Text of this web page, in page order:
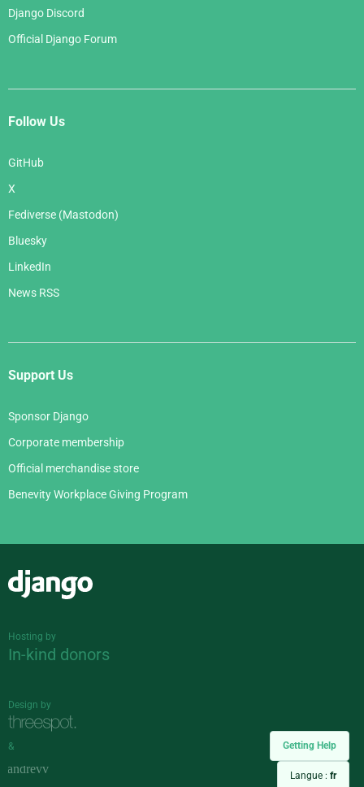
Getting Help
Langue : fr
Django Discord
Official Django Forum
Follow Us
GitHub
X
Fediverse (Mastodon)
Bluesky
LinkedIn
News RSS
Support Us
Sponsor Django
Corporate membership
Official merchandise store
Benevity Workplace Giving Program
Hosting by
In-kind donors
Design by
&